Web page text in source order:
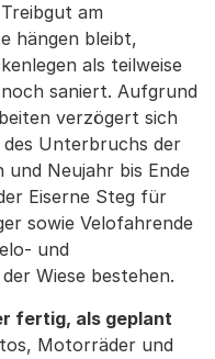
am
hängen bleibt,
als teilweise
saniert. Aufgrund
verzögert sich
des Unterbruchs der
Neujahr bis Ende
Eiserne Steg für
sowie Velofahrende
und
Wiese bestehen.
fertig, als geplant
Motorräder und